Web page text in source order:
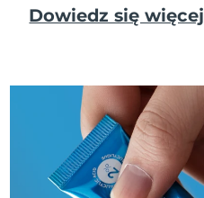
Dowiedz się więcej